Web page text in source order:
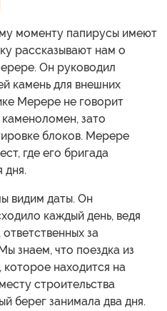
моменту папирусы имеют
рассказывают нам о
Он руководил
камень для внешних
Мерере не говорит
зато
блоков. Мерере
где его бригада
дня.
видим даты. Он
каждый день, ведя
за
знаем, что поездка из
находится на
строительства
берег занимала два дня.